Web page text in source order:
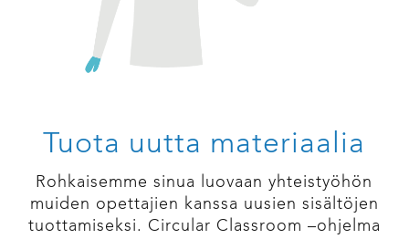
Tuota uutta materiaalia
Rohkaisemme sinua luovaan yhteistyöhön
muiden opettajien kanssa uusien sisältöjen
tuottamiseksi. Circular Classroom –ohjelma